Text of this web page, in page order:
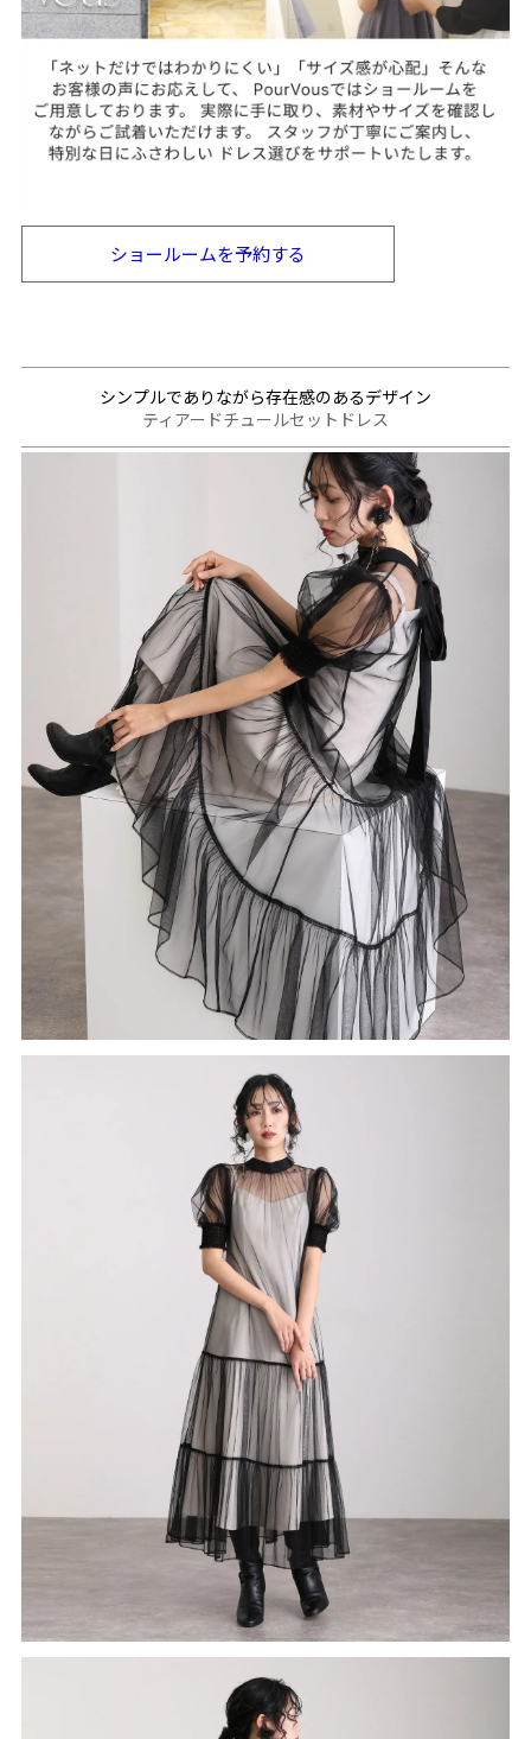
ショールームを予約する
シンプルでありながら存在感のあるデザイン
ティアードチュールセットドレス